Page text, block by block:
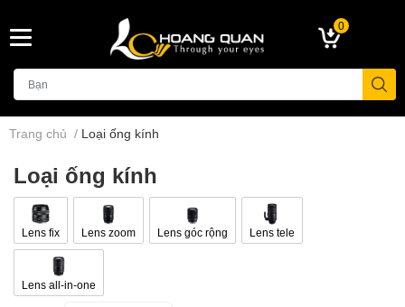
0
Trang chủ / Loại ống kính
Loại ống kính
Lens fix Lens zoom Lens góc rộng Lens tele
Lens all-in-one